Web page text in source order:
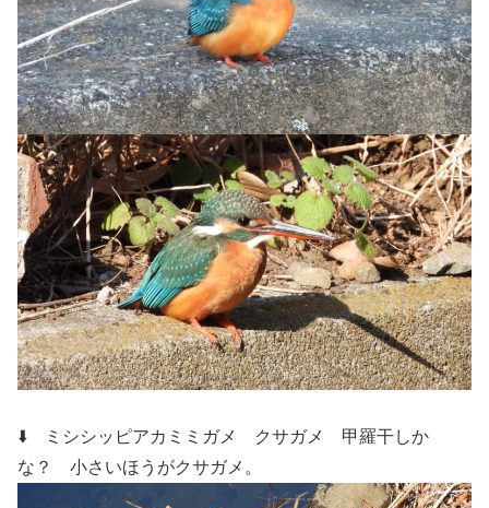
⬇️ ミシシッピアカミミガメ クサガメ 甲羅干しか
な？ 小さいほうがクサガメ。